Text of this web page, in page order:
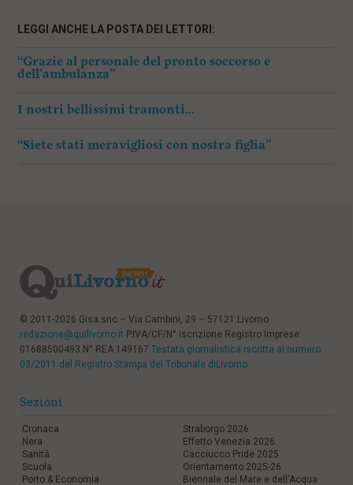
LEGGI ANCHE LA POSTA DEI LETTORI:
“Grazie al personale del pronto soccorso e
dell’ambulanza”
I nostri bellissimi tramonti…
“Siete stati meravigliosi con nostra figlia”
© 2011-2026 Gisa snc – Via Cambini, 29 – 57121 Livorno
redazione@quilivorno.it P.IVA/CF/N° Iscrizione Registro Imprese:
01688500493 N° REA 149167 Testata giornalistica iscritta al numero
03/2011 del Registro Stampa del Tribunale diLivorno
Sezioni
Cronaca
Nera
Sanità
Scuola
Porto & Economia
Straborgo 2026
Effetto Venezia 2026
Cacciucco Pride 2025
Orientamento 2025-26
Biennale del Mare e dell'Acqua